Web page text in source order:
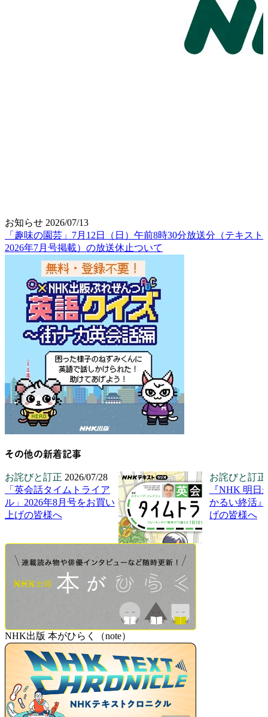
お知らせ 2026/07/13
「趣味の園芸」7月12日（日）午前8時30分放送分（テキスト
2026年7月号掲載）の放送休止ついて
その他の新着記事
お詫びと訂正 2026/07/28
「英会話タイムトライア
ル」2026年8月号をお買い
上げの皆様へ
お詫びと訂正
『NHK 明日
かるい終活
げの皆様へ
NHK出版 本がひらく（note）